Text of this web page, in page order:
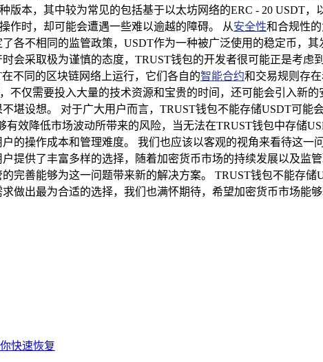
本，其中较为常见的包括基于以太坊网络的ERC - 20 USDT
作时，却可能会遭遇一些难以逾越的障碍。 从安全性和合规性
各不相同的监管政策，USDT作为一种被广泛使用的稳定币，
会采取极为谨慎的态度，TRUST钱包的开发者很可能正是考
不同的区块链网络上运行，它们各自的智能合约和交易规则存
不仅需要投入大量的技术资源和宝贵的时间，还可能会引入新
堪设想。 对于广大用户而言，TRUST钱包不能存储USDT可能
效降低市场波动所带来的风险，当无法在TRUST钱包中存储
的操作成本和管理难度。 我们也应该以客观的视角来看待这一
提供了丰富多样的选择，随着加密货币市场的持续发展以及监
完善能够为这一问题带来新的解决方案。 TRUST钱包不能存
做出最为合适的选择，我们也满怀期待，希望加密货币市场能